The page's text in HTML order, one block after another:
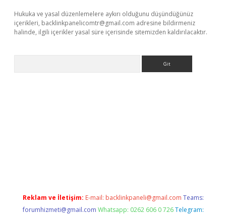
Hukuka ve yasal düzenlemelere aykırı olduğunu düşündüğünüz
içerikleri, backlinkpanelicomtr@gmail.com adresine bildirmeniz
halinde, ilgili içerikler yasal süre içerisinde sitemizden kaldırılacaktır.
Reklam ve İletişim: E-mail: backlinkpaneli@gmail.com Teams:
forumhizmeti@gmail.com Whatsapp: 0262 606 0 726 Telegram: